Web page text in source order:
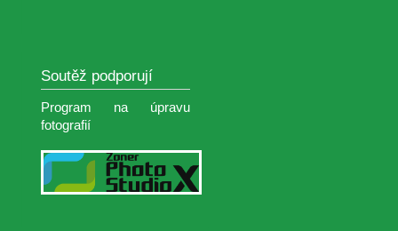
Soutěž podporují
Program na úpravu
fotografií